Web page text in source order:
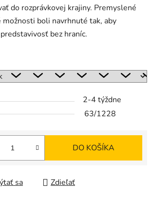
do rozprávkovej krajiny. Premyslené
možnosti boli navrhnuté tak, aby
bez hraníc.
2-4 týždne
63/1228
DO KOŠÍKA
sa Zdieľať